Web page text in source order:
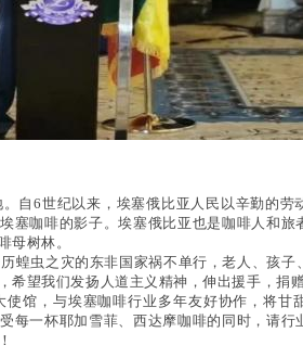
6世纪以来，埃塞俄比亚人民以辛勤的劳
塞咖啡的影子。埃塞俄比亚也是咖啡人和旅
母树林。
虫之灾的东非国家祸不单行，老人、孩子
希望我们发扬人道主义精神，伸出援手，捐
，与埃塞咖啡行业多年友好协作，将甘
每一杯耶加雪菲、西达摩咖啡的同时，请行